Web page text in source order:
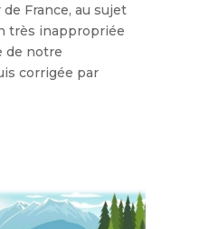
France, au sujet
très inappropriée
de notre
corrigée par